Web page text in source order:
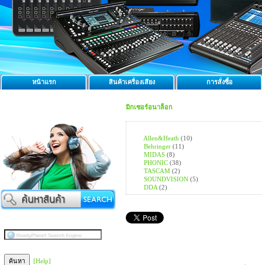
หน้าแรก สินค้าเครื่องเสียง การสั่งซื้อ
[Help]
มิกเซอร์อนาล็อก
Allen&Heath (10)
Behringer (11)
MIDAS (8)
PHONIC (38)
TASCAM (2)
SOUNDVISION (5)
DDA (2)